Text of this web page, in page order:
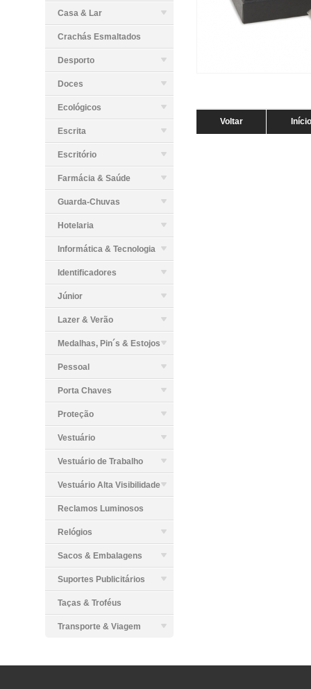
Casa & Lar
Crachás Esmaltados
Desporto
Doces
Ecológicos
Escrita
Escritório
Farmácia & Saúde
Guarda-Chuvas
Hotelaria
Informática & Tecnologia
Identificadores
Júnior
Lazer & Verão
Medalhas, Pin´s & Estojos
Pessoal
Porta Chaves
Proteção
Vestuário
Vestuário de Trabalho
Vestuário Alta Visibilidade
Reclamos Luminosos
Relógios
Sacos & Embalagens
Suportes Publicitários
Taças & Troféus
Transporte & Viagem
Voltar Início